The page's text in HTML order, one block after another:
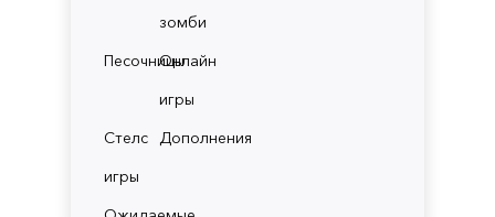
зомби
ПесочницыОнлайн
игры
Стелс
игры
Дополнения